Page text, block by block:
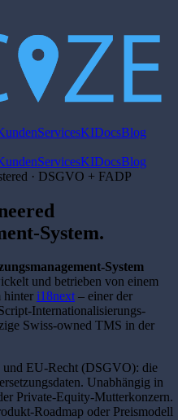
ServicesKIDocsBlog
ServicesKIDocsBlog
· DSGVO + FADP
System.
System
und betrieben von einem
hinter i18next– einer der
Internationalisierungs-
Swiss-owned TMS in der
EU-Recht (DSGVO): die
Unabhängig in
Private-Equity-Mutterkonzern.
Roadmap oder Preismodell